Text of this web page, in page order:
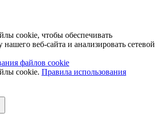
cookie, чтобы обеспечивать
веб-сайта и анализировать сетевой
файлов cookie
cookie. Правила использования